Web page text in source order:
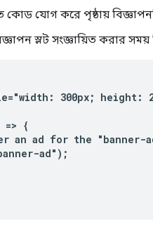
কোড যোগ করে পৃষ্ঠায়
স্লট সংজ্ঞায়িত করার সময়
300px; height:
=> {
an ad for the "banner-
ad");